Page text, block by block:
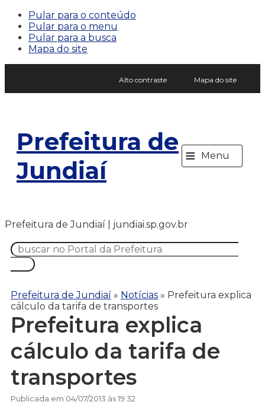
Pular para o conteúdo
Pular para o menu
Pular para a busca
Mapa do site
Alto contraste Mapa do site
Prefeitura de
Jundiaí
≡ Menu
Prefeitura de Jundiaí | jundiai.sp.gov.br
Prefeitura de Jundiaí » Notícias » Prefeitura explica
cálculo da tarifa de transportes
Prefeitura explica
cálculo da tarifa de
transportes
Publicada em 04/07/2013 às 19:32